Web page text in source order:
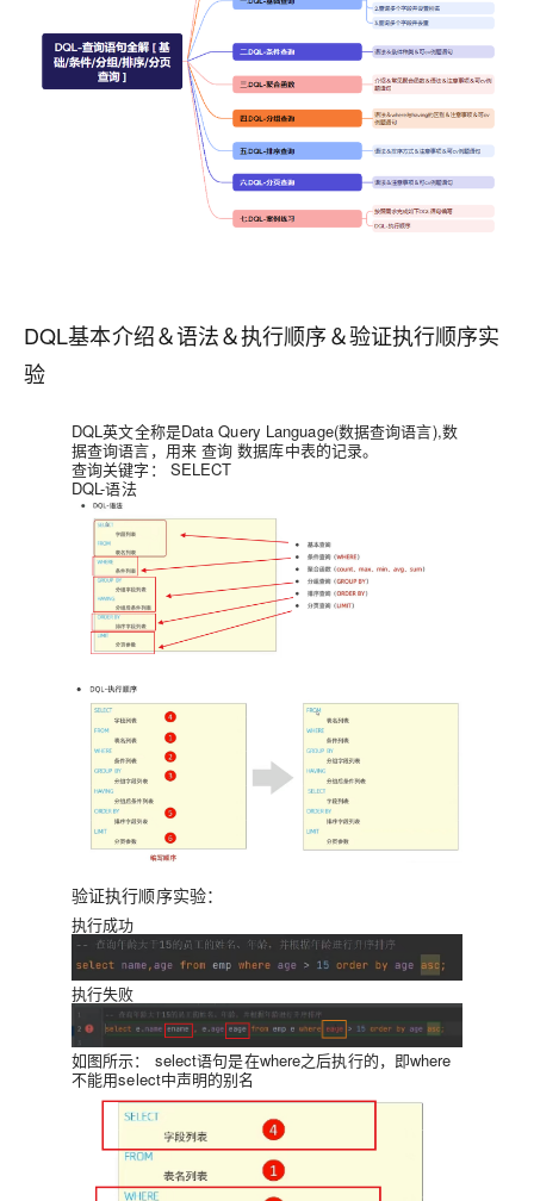
DQL基本介绍＆语法＆执行顺序＆验证执行顺序实
验
DQL英文全称是Data Query Language(数据查询语言),数
据查询语言，用来查询数据库中表的记录。
查询关键字：
SELECT
DQL-语法
验证执行顺序实验：
执行成功
执行失败
如图所示：
select语句是在where之后执行的，即where
不能用select中声明的别名